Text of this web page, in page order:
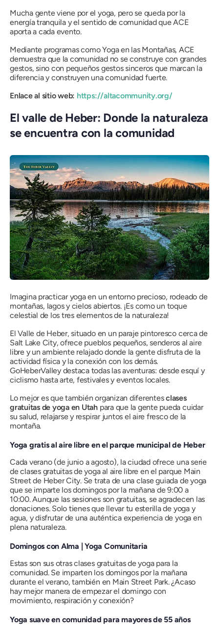
Mucha gente viene por el yoga, pero se queda por la
energía tranquila y el sentido de comunidad que ACE
aporta a cada evento.
Mediante programas como Yoga en las Montañas, ACE
demuestra que la comunidad no se construye con grandes
gestos, sino con pequeños gestos sinceros que marcan la
diferencia y construyen una comunidad fuerte.
Enlace al sitio web: https://altacommunity.org/
El valle de Heber: Donde la naturaleza
se encuentra con la comunidad
Imagina practicar yoga en un entorno precioso, rodeado de
montañas, lagos y cielos abiertos. ¡Es como un toque
celestial de los tres elementos de la naturaleza!
El Valle de Heber, situado en un paraje pintoresco cerca de
Salt Lake City, ofrece pueblos pequeños, senderos al aire
libre y un ambiente relajado donde la gente disfruta de la
actividad física y la conexión con los demás.
GoHeberValley destaca todas las aventuras: desde esquí y
ciclismo hasta arte, festivales y eventos locales.
Lo mejor es que también organizan diferentesclases
gratuitas de yoga en Utah para que la gente pueda cuidar
su salud, relajarse y respirar juntos el aire fresco de la
montaña.
Yoga gratis al aire libre en el parque municipal de Heber
Cada verano (de junio a agosto), la ciudad ofrece una serie
de clases gratuitas de yoga al aire libre en el parque Main
Street de Heber City. Se trata de una clase guiada de yoga
que se imparte los domingos por la mañana de 9:00 a
10:00. Aunque las sesiones son gratuitas, se agradecen las
donaciones. Solo tienes que llevar tu esterilla de yoga y
agua, y disfrutar de una auténtica experiencia de yoga en
plena naturaleza.
Domingos con Alma | Yoga Comunitaria
Estas son sus otras clases gratuitas de yoga para la
comunidad. Se imparten los domingos por la mañana
durante el verano, también en Main Street Park. ¿Acaso
hay mejor manera de empezar el domingo con
movimiento, respiración y conexión?
Yoga suave en comunidad para mayores de 55 años